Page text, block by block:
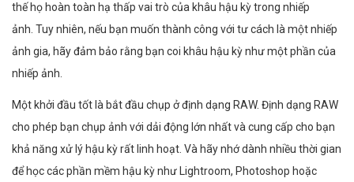
thế họ hoàn toàn hạ thấp vai trò của khâu hậu kỳ trong nhiếp
ảnh. Tuy nhiên, nếu bạn muốn thành công với tư cách là một nhiếp
ảnh gia, hãy đảm bảo rằng bạn coi khâu hậu kỳ như một phần của
nhiếp ảnh.
Một khởi đầu tốt là bắt đầu chụp ở định dạng RAW. Định dạng RAW
cho phép bạn chụp ảnh với dải động lớn nhất và cung cấp cho bạn
khả năng xử lý hậu kỳ rất linh hoạt. Và hãy nhớ dành nhiều thời gian
để học các phần mềm hậu kỳ như Lightroom, Photoshop hoặc